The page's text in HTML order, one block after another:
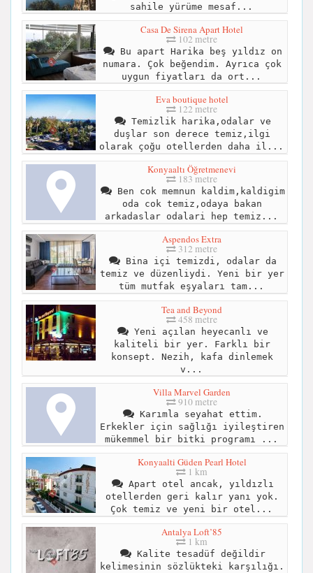
sahile yürüme mesaf...
Casa De Sirena Apart Hotel
102 metre
Bu apart Harika beş yıldız on
numara. Çok beğendim. Ayrıca çok
uygun fiyatları da ort...
Eva boutique hotel
122 metre
Temizlik harika,odalar ve
duşlar son derece temiz,ilgi
olarak çoğu otellerden daha il...
Konyaaltı Öğretmenevi
183 metre
Ben cok memnun kaldim,kaldigim
oda cok temiz,odaya bakan
arkadaslar odalari hep temiz...
Aspendos Extra
312 metre
Bina içi temizdi, odalar da
temiz ve düzenliydi. Yeni bir yer
tüm mutfak eşyaları tam...
Tea and Beyond
458 metre
Yeni açılan heyecanlı ve
kaliteli bir yer. Farklı bir
konsept. Nezih, kafa dinlemek
v...
Villa Marvel Garden
910 metre
Karımla seyahat ettim.
Erkekler için sağlığı iyileştiren
mükemmel bir bitki programı ...
Konyaalti Güden Pearl Hotel
1 km
Apart otel ancak, yıldızlı
otellerden geri kalır yanı yok.
Çok temiz ve yeni bir otel...
Antalya Loft’85
1 km
Kalite tesadüf değildir
kelimesinin sözlükteki karşılığı.